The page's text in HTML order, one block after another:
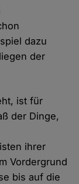
dazu
der
ist für
der Dinge,
ihrer
Vordergrund
bis auf die